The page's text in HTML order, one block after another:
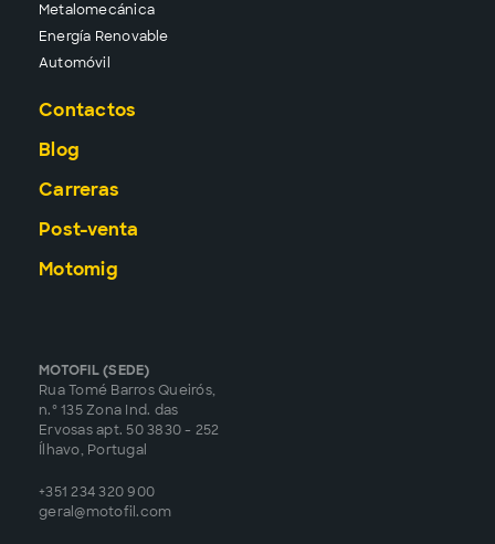
Metalomecánica
Energía Renovable
Automóvil
Contactos
Blog
Carreras
Post-venta
Motomig
MOTOFIL (SEDE)
Rua Tomé Barros Queirós,
n.º 135 Zona Ind. das
Ervosas apt. 50 3830 - 252
Ílhavo, Portugal
+351 234 320 900
geral@motofil.com